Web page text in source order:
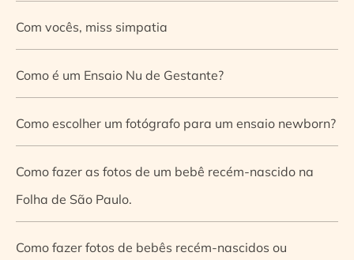
Com vocês, miss simpatia
Como é um Ensaio Nu de Gestante?
Como escolher um fotógrafo para um ensaio newborn?
Como fazer as fotos de um bebê recém-nascido na
Folha de São Paulo.
Como fazer fotos de bebês recém-nascidos ou